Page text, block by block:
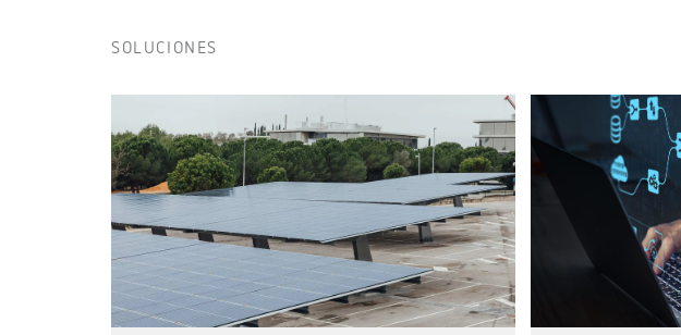
SOLUCIONES